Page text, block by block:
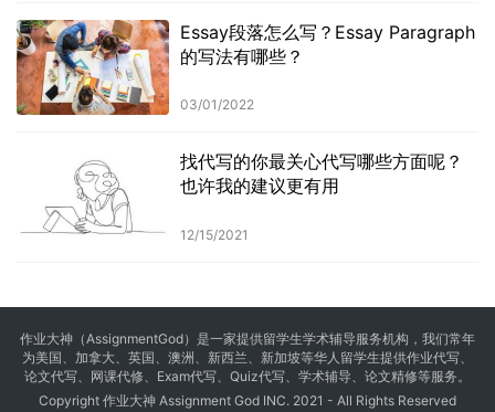
Essay段落怎么写？Essay Paragraph
的写法有哪些？
03/01/2022
找代写的你最关心代写哪些方面呢？
也许我的建议更有用
12/15/2021
作业大神（AssignmentGod）是一家提供留学生学术辅导服务机构，我们常年
为美国、加拿大、英国、澳洲、新西兰、新加坡等华人留学生提供作业代写、
论文代写、网课代修、Exam代写、Quiz代写、学术辅导、论文精修等服务。
Copyright 作业大神 Assignment God INC. 2021 - All Rights Reserved